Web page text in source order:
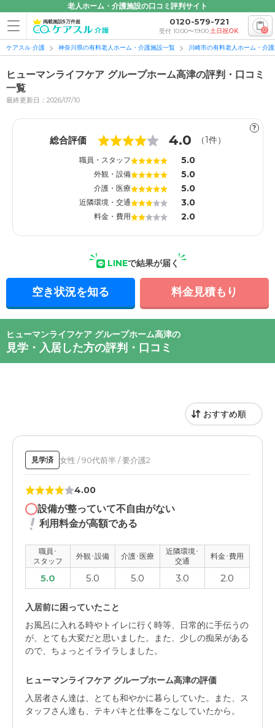
老人ホーム・介護施設の口コミ評判サイト
掲載施設5万件超 0120-579-721
受付 10:00〜19:00土日祝OK 0
ケアスル 介護 神奈川県の有料老人ホーム・介護施設一覧 川崎市の有料老人ホーム・介
ヒューマンライフケア グループホーム高津の評判・口コミ
一覧
最終更新日：2026/07/10
?
総合評価 4.0 （1件）
職員・スタッフ 5.0
外観・設備 5.0
介護・医療 5.0
近隣環境・交通 3.0
料金・費用 2.0
LINEで結果が届く
空き状況を知る 料金見積もり
ヒューマンライフケア グループホーム高津の
見学・入居した方の評判・口コミ
見学済 女性 / 90代前半 / 要介護2
4.00
設備が整っていて不自由がない
利用料金が高額である
職員･
スタッフ
外観･設備 介護･医療
近隣環境･
交通
料金･費用
5.0 5.0 5.0 3.0 2.0
入居前に困っていたこと
お風呂に入れる時やトイレに行く時等、日常的に手伝うの
が、とても大変だと思いました。また、少しの痴呆がある
ので、ちょっとイライラしました。
ヒューマンライフケア グループホーム高津の評価
入居者さん達は、とても和やかに暮らしていた。また、ス
タッフさん達も、テキパキと仕事をこなしていたから。